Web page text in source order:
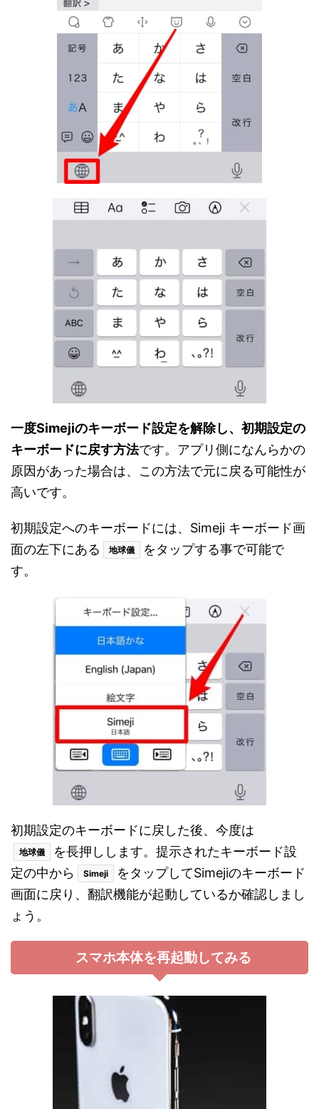
一度Simejiのキーボード設定を解除し、初期設定の
キーボードに戻す方法です。アプリ側になんらかの
原因があった場合は、この方法で元に戻る可能性が
高いです。
初期設定へのキーボードには、Simeji キーボード画
面の左下にある
地球儀
をタップする事で可能で
す。
初期設定のキーボードに戻した後、今度は
地球儀
を長押しします。提示されたキーボード設
定の中から
Simeji
をタップしてSimejiのキーボード
画面に戻り、翻訳機能が起動しているか確認しまし
ょう。
スマホ本体を再起動してみる